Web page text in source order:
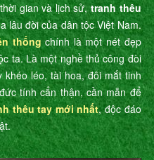
gian và lịch sử,tranh thêu
lâu đời của dân tộc Việt Nam.
thống chính là một nét đẹp
ta. Là một nghề thủ công đòi
léo, tài hoa, đôi mắt tinh
tính cẩn thận, cần mẫn để
thêu tay mới nhất, độc đáo